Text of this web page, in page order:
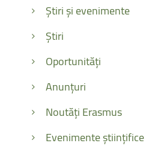
Știri și evenimente
Știri
Oportunități
Anunțuri
Noutăți Erasmus
Evenimente științifice